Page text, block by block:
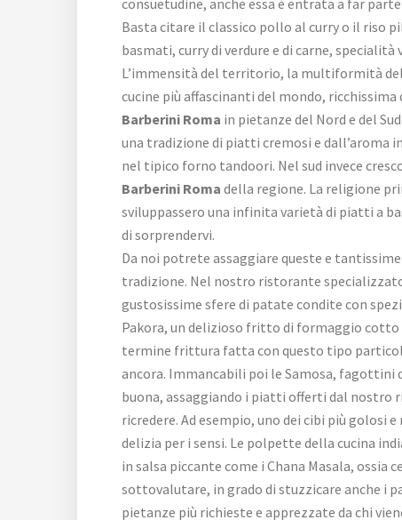
Basta citare il classico pollo al curry o il riso
basmati, curry di verdure e di carne,
L’immensità del territorio, la multiformità
cucine più affascinanti del mondo,
Barberini Roma in pietanze del Nord e del
una tradizione di piatti cremosi e dall’aroma
nel tipico forno tandoori. Nel sud invece
Barberini Roma della regione. La religione
sviluppassero una infinita varietà di piatti a
di sorprendervi.
Da noi potrete assaggiare queste e
tradizione. Nel nostro ristorante
gustosissime sfere di patate condite con
Pakora, un delizioso fritto di formaggio cotto
termine frittura fatta con questo tipo
ancora. Immancabili poi le Samosa, fagottini
buona, assaggiando i piatti offerti dal nostro
ricredere. Ad esempio, uno dei cibi più
delizia per i sensi. Le polpette della cucina
in salsa piccante come i Chana Masala, ossia
sottovalutare, in grado di stuzzicare anche i
pietanze più richieste e apprezzate da chi